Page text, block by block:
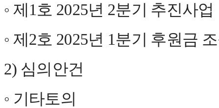
◦ 제 1호 2025년 2분기 추진사
◦ 제2호 2025년 1분기 후원금
2) 심의안건
◦ 기타토의